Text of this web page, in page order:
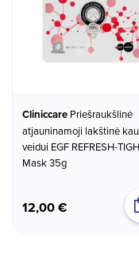
Cliniccare
atjauninamoji lakštinė
veidui EGF REFRESH-
Mask 35g
12,00 €